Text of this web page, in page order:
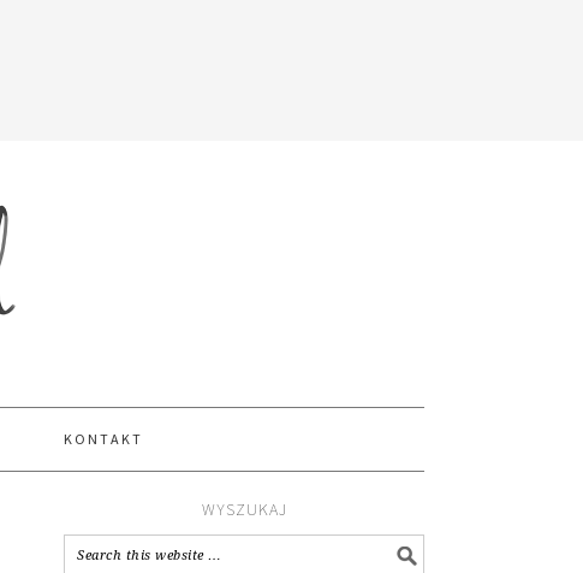
KONTAKT
WYSZUKAJ